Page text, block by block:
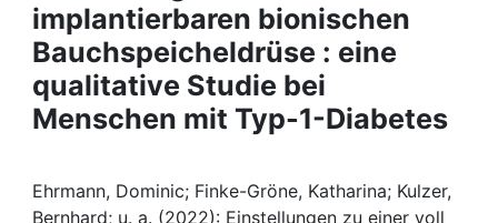
People
Institutions
My FIS
implantierbaren bionischen
Bauchspeicheldrüse : eine
qualitative Studie bei
Menschen mit Typ-1-Diabetes
Ehrmann, Dominic; Finke-Gröne, Katharina; Kulzer,
Bernhard; u. a. (2022): Einstellungen zu einer voll